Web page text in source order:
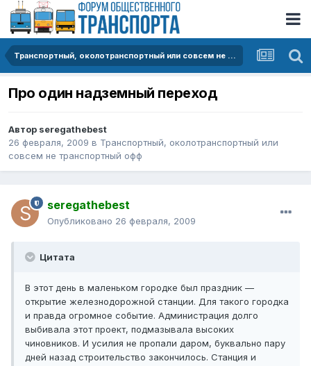
Транспортный, околотранспортный или совсем не транспортный офф
Про один надземный переход
Автор seregathebest
26 февраля, 2009 в Транспортный, околотранспортный или
совсем не транспортный офф
seregathebest
Опубликовано 26 февраля, 2009
Цитата
В этот день в маленьком городке был праздник —
открытие железнодорожной станции. Для такого городка
и правда огромное событие. Администрация долго
выбивала этот проект, подмазывала высоких
чиновников. И усилия не пропали даром, буквально пару
дней назад строительство закончилось. Станция и